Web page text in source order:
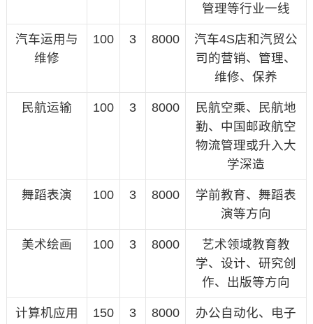
管理等行业一线
汽车运用与
维修
100 3 8000
汽车4S店和汽贸公
司的营销、管理、
维修、保养
民航运输 100 3 8000
民航空乘、民航地
勤、中国邮政航空
物流管理或升入大
学深造
舞蹈表演 100 3 8000
学前教育、舞蹈表
演等方向
美术绘画 100 3 8000
艺术领域教育教
学、设计、研究创
作、出版等方向
计算机应用 150 3 8000
办公自动化、电子